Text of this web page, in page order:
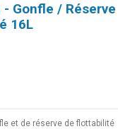
- Gonfle / Réserve
16L
et de réserve de flottabilité